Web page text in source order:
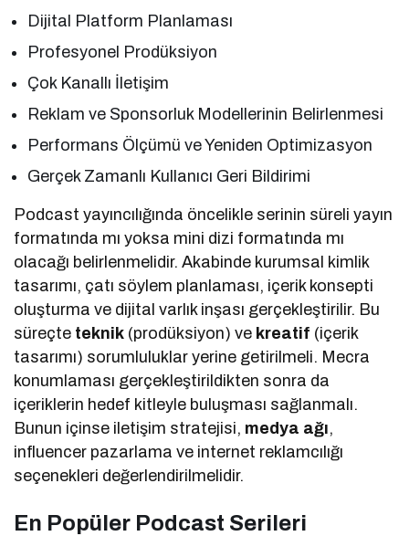
Dijital Platform Planlaması
Profesyonel Prodüksiyon
Çok Kanallı İletişim
Reklam ve Sponsorluk Modellerinin Belirlenmesi
Performans Ölçümü ve Yeniden Optimizasyon
Gerçek Zamanlı Kullanıcı Geri Bildirimi
Podcast yayıncılığında öncelikle serinin süreli yayın
formatında mı yoksa mini dizi formatında mı
olacağı belirlenmelidir. Akabinde kurumsal kimlik
tasarımı, çatı söylem planlaması, içerik konsepti
oluşturma ve dijital varlık inşası gerçekleştirilir. Bu
süreçte teknik (prodüksiyon) ve kreatif (içerik
tasarımı) sorumluluklar yerine getirilmeli. Mecra
konumlaması gerçekleştirildikten sonra da
içeriklerin hedef kitleyle buluşması sağlanmalı.
Bunun içinse iletişim stratejisi, medya ağı,
influencer pazarlama ve internet reklamcılığı
seçenekleri değerlendirilmelidir.
En Popüler Podcast Serileri